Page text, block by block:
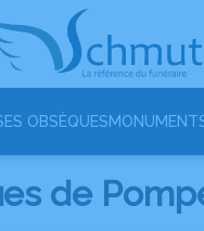
OBSÈQUES
de